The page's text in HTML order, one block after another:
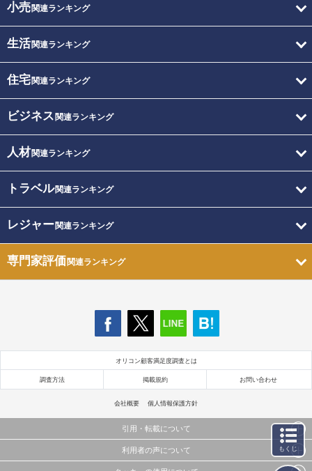
小売関連ランキング
生活関連ランキング
住宅関連ランキング
ビジネス 関連ランキング
人材関連ランキング
トラベル関連ランキング
レジャー関連ランキング
専門家評価関連ランキング
オリコン顧客満足度調査とは
調査方法 掲載規約 お問い合わせ
会社概要 個人情報保護方針
引用・転載について
当サイトで公開されている情報（文字、写真、イラスト、画像データ等）及びこれらの配置・
利用者の声について もくじ